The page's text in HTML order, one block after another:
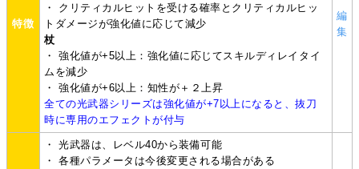
特徴
・ クリティカルヒットを受ける確率とクリティカルヒッ
トダメージが強化値に応じて減少
杖
・ 強化値が+5以上：強化値に応じてスキルディレイタイ
ムを減少
・ 強化値が+6以上：知性が＋２上昇
全ての光武器シリーズは強化値が+7以上になると、抜刀
時に専用のエフェクトが付与
編
集
・ 光武器は、レベル40から装備可能
・ 各種パラメータは今後変更される場合がある